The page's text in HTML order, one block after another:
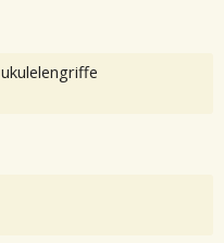
ukulelengriffe